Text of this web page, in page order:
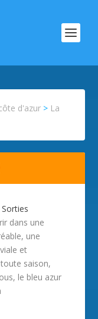
d'azur > La
Sorties
dans une
une
et
saison,
le bleu azur